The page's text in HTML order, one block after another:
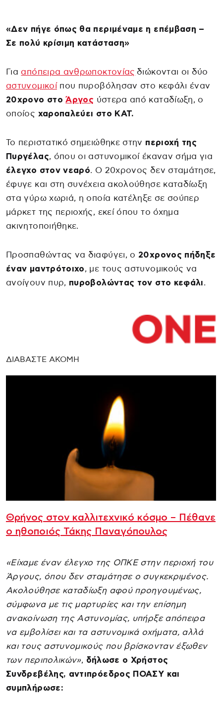
«Δεν πήγε όπως θα περιμέναμε η επέμβαση –
Σε πολύ κρίσιμη κατάσταση»
Για απόπειρα ανθρωποκτονίας διώκονται οι δύο
αστυνομικοίπου πυροβόλησαν στο κεφάλι έναν
20χρονο στοΆργος ύστερα από καταδίωξη, ο
οποίος χαροπαλεύει στο ΚΑΤ.
Το περιστατικό σημειώθηκε στην περιοχή της
Πυργέλας, όπου οι αστυνομικοί έκαναν σήμα για
έλεγχο στον νεαρό. Ο 20χρονος δεν σταμάτησε,
έφυγε και στη συνέχεια ακολούθησε καταδίωξη
στα γύρω χωριά, η οποία κατέληξε σε σούπερ
μάρκετ της περιοχής, εκεί όπου το όχημα
ακινητοποιήθηκε.
Προσπαθώντας να διαφύγει, ο 20χρονος πήδηξε
έναν μαντρότοιχο, με τους αστυνομικούς να
ανοίγουν πυρ, πυροβολώντας τον στο κεφάλι.
ΔΙΑΒΑΣΤΕ ΑΚΟΜΗ
Θρήνος στον καλλιτεχνικό κόσμο – Πέθανε
ο ηθοποιός Τάκης Παναγόπουλος
«Είχαμε έναν έλεγχο της ΟΠΚΕ στην περιοχή του
Άργους, όπου δεν σταμάτησε ο συγκεκριμένος.
Ακολούθησε καταδίωξη αφού προηγουμένως,
σύμφωνα με τις μαρτυρίες και την επίσημη
ανακοίνωση της Αστυνομίας, υπήρξε απόπειρα
να εμβολίσει και τα αστυνομικά οχήματα, αλλά
και τους αστυνομικούς που βρίσκονταν έξωθεν
των περιπολικών», δήλωσε ο Χρήστος
Συνδρεβέλης, αντιπρόεδρος ΠΟΑΣΥ και
συμπλήρωσε: